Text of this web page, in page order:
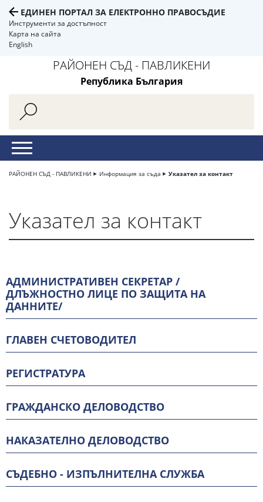
ЕДИНЕН ПОРТАЛ ЗА ЕЛЕКТРОННО ПРАВОСЪДИЕ
Инструменти за достъпност
Карта на сайта
English
РАЙОНЕН СЪД - ПАВЛИКЕНИ
Република България
РАЙОНЕН СЪД - ПАВЛИКЕНИ Информация за съда Указател за контакт
Указател за контакт
АДМИНИСТРАТИВЕН СЕКРЕТАР /
ДЛЪЖНОСТНО ЛИЦЕ ПО ЗАЩИТА НА
ДАННИТЕ/
ГЛАВЕН СЧЕТОВОДИТЕЛ
РЕГИСТРАТУРА
ГРАЖДАНСКО ДЕЛОВОДСТВО
НАКАЗАТЕЛНО ДЕЛОВОДСТВО
СЪДЕБНО - ИЗПЪЛНИТЕЛНА СЛУЖБА